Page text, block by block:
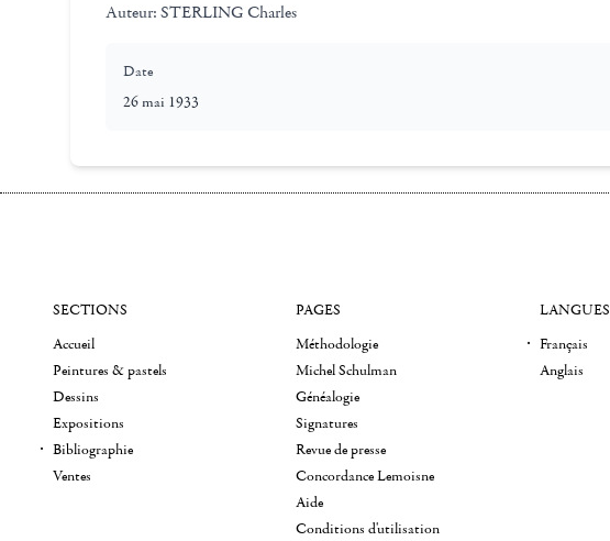
Auteur: STERLING Charles
Date
26 mai 1933
SECTIONS
Accueil
Peintures & pastels
Dessins
Expositions
Bibliographie
Ventes
PAGES
Méthodologie
Michel Schulman
Généalogie
Signatures
Revue de presse
Concordance Lemoisne
Aide
Conditions d'utilisation
LANGUES
Français
Anglais